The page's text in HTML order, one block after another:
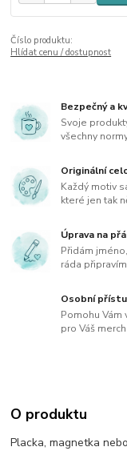
Číslo produktu:
Hlídat cenu / dostupnost
Bezpečný a
Svoje
všechny
Originální
Každý motiv
které jen tak
Úprava na
Přidám
ráda
Osobní
Pomohu
pro Váš
O produktu
Placka, magnetka